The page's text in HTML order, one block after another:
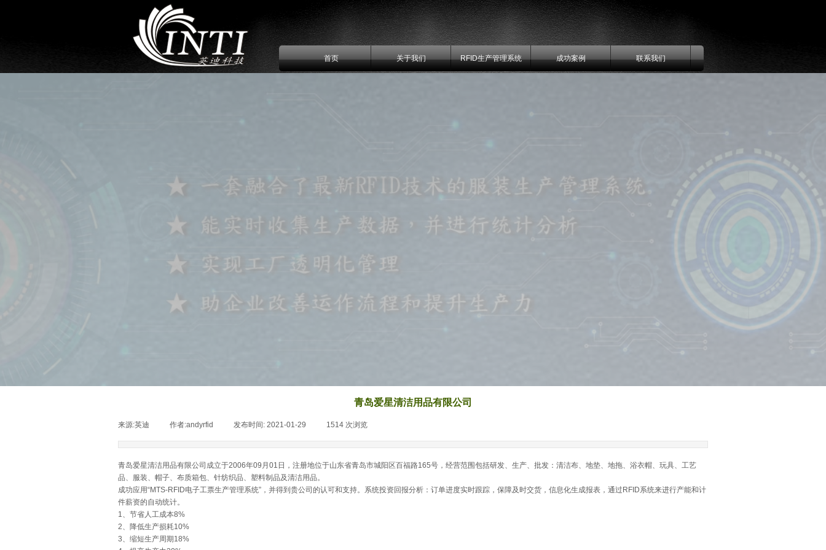
首页 关于我们 RFID生产管理系统 成功案例 联系我们
青岛爱星清洁用品有限公司
来源:英迪 作者:andyrfid 发布时间: 2021-01-29 1514 次浏览
青岛爱星清洁用品有限公司成立于2006年09月01日，注册地位于山东省青岛市城阳区百福路165号，经营范围包括研发、生产、批发：清洁布、地垫、地拖、浴衣帽、玩具、工艺
品、服装、帽子、布质箱包、针纺织品、塑料制品及清洁用品。
成功应用“MTS-RFID电子工票生产管理系统”，并得到贵公司的认可和支持。系统投资回报分析：订单进度实时跟踪，保障及时交货，信息化生成报表，通过RFID系统来进行产能和计
件薪资的自动统计。
1、节省人工成本8%
2、降低生产损耗10%
3、缩短生产周期18%